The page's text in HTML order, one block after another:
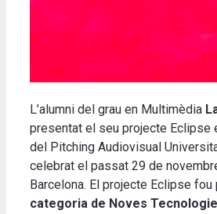
L’alumni del grau en Multimèdia
presentat el seu projecte Eclipse
del Pitching Audiovisual
celebrat el passat 29 de
Barcelona. El projecte Eclipse
categoria de Noves